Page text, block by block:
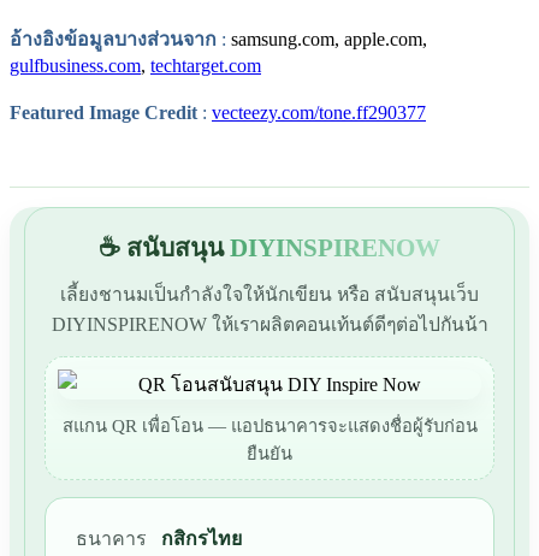
อ้างอิงข้อมูลบางส่วนจาก : samsung.com, apple.com,
gulfbusiness.com, techtarget.com
Featured Image Credit : vecteezy.com/tone.ff290377
☕ สนับสนุนDIYINSPIRENOW
เลี้ยงชานมเป็นกำลังใจให้นักเขียน หรือ สนับสนุนเว็บ
DIYINSPIRENOW ให้เราผลิตคอนเท้นต์ดีๆต่อไปกันน้า
สแกน QR เพื่อโอน — แอปธนาคารจะแสดงชื่อผู้รับก่อน
ยืนยัน
ธนาคาร
กสิกรไทย